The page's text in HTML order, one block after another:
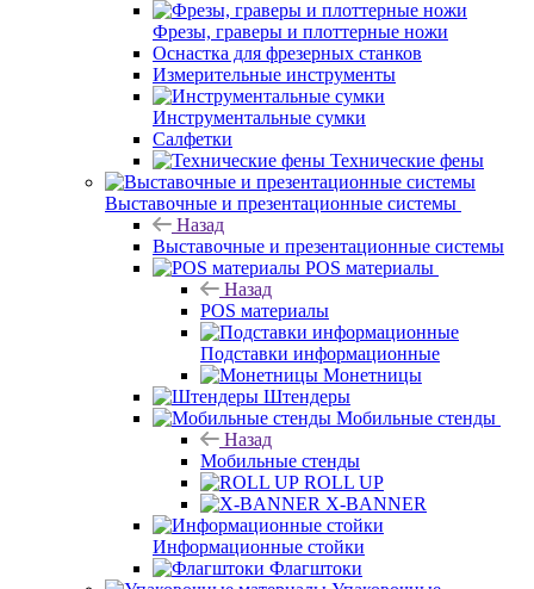
Фрезы, граверы и плоттерные ножи
Оснастка для фрезерных станков
Измерительные инструменты
Инструментальные сумки
Салфетки
Технические фены
Выставочные и презентационные системы
Назад
Выставочные и презентационные системы
POS материалы
Назад
POS материалы
Подставки информационные
Монетницы
Штендеры
Мобильные стенды
Назад
Мобильные стенды
ROLL UP
X-BANNER
Информационные стойки
Флагштоки